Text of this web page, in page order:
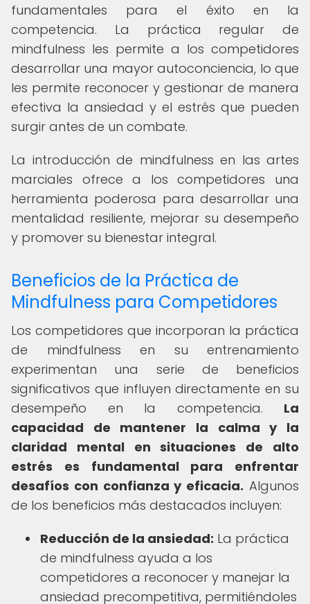
fundamentales para el éxito en la
competencia. La práctica regular de
mindfulness les permite a los competidores
desarrollar una mayor autoconciencia, lo que
les permite reconocer y gestionar de manera
efectiva la ansiedad y el estrés que pueden
surgir antes de un combate.
La introducción de mindfulness en las artes
marciales ofrece a los competidores una
herramienta poderosa para desarrollar una
mentalidad resiliente, mejorar su desempeño
y promover su bienestar integral.
Beneficios de la Práctica de
Mindfulness para Competidores
Los competidores que incorporan la práctica
de mindfulness en su entrenamiento
experimentan una serie de beneficios
significativos que influyen directamente en su
desempeño en la competencia. La
capacidad de mantener la calma y la
claridad mental en situaciones de alto
estrés es fundamental para enfrentar
desafíos con confianza y eficacia. Algunos
de los beneficios más destacados incluyen:
Reducción de la ansiedad: La práctica
de mindfulness ayuda a los
competidores a reconocer y manejar la
ansiedad precompetitiva, permitiéndoles